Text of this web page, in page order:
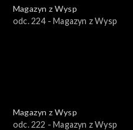
Magazyn z Wysp
odc. 224 - Magazyn z Wysp
Magazyn z Wysp
odc. 222 - Magazyn z Wysp